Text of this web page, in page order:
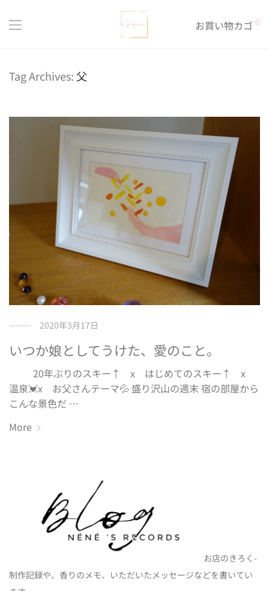
お買い物カゴ 0
Tag Archives: 父
2020年3月17日
いつか娘としてうけた、愛のこと。
20年ぶりのスキー↑ x はじめてのスキー↑ x
温泉💓x お父さんテーマ💦 盛り沢山の週末 宿の部屋から
こんな景色だ …
More
お店のきろく-
制作記録や、香りのメモ、いただいたメッセージなどを書いてい